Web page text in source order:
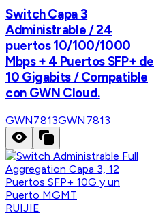
Switch Capa 3
Administrable / 24
puertos 10/100/1000
Mbps + 4 Puertos SFP+ de
10 Gigabits / Compatible
con GWN Cloud.
GWN7813GWN7813
RUIJIE